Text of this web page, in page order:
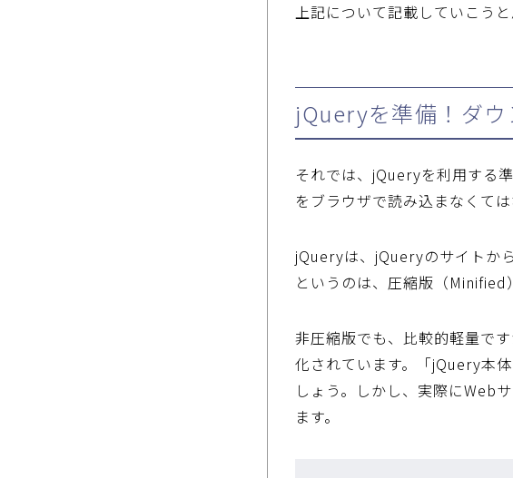
上記について記載していこうと
jQueryを準備！ダウ
それでは、jQueryを利用する
をブラウザで読み込まなくては
jQueryは、jQueryのサイトか
というのは、圧縮版（
非圧縮版でも、比較的軽量で
化されています。「jQuery本
しょう。しかし、実際にWeb
ます。